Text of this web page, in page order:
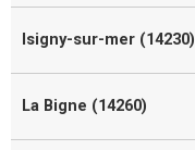
Isigny-sur-mer (14230)
La Bigne (14260)